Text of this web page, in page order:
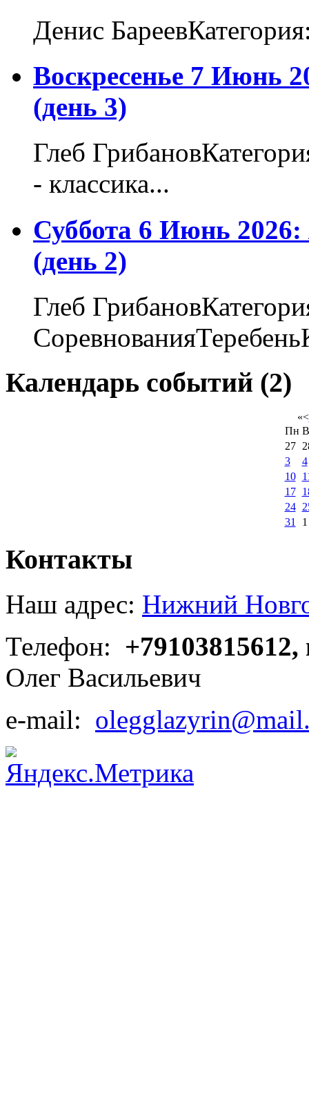
Денис
Воскресенье 7 Июнь
(день 3)
Глеб
- классика...
Суббота 6 Июнь
(день 2)
Глеб
Календарь событий (2)
«<
Пн
27
3
4
10
17
24
31
1
Контакты
Наш адрес: Нижний
Телефон:
Олег Васильевич
e-mail: